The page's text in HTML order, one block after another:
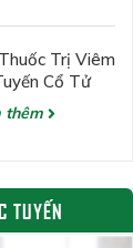
Trị Viêm
Cổ Tử
Theo Đông Y
thêm
TUYẾN